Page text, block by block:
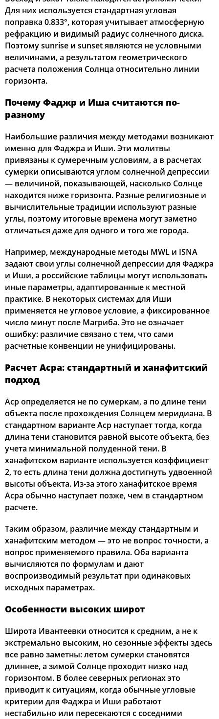
Для них используется стандартная угловая
поправка 0.833°, которая учитывает атмосферную
рефракцию и видимый радиус солнечного диска.
Поэтому sunrise и sunset являются не условными
величинами, а результатом геометрического
расчета положения Солнца относительно линии
горизонта.
Почему Фаджр и Иша считаются по-
разному
Наибольшие различия между методами возникают
именно для Фаджра и Иши. Эти молитвы
привязаны к сумеречным условиям, а в расчетах
сумерки описываются углом солнечной депрессии
— величиной, показывающей, насколько Солнце
находится ниже горизонта. Разные религиозные и
вычислительные традиции используют разные
углы, поэтому итоговые времена могут заметно
отличаться даже для одного и того же города.
Например, международные методы MWL и ISNA
задают свои углы солнечной депрессии для Фаджра
и Иши, а российские таблицы могут использовать
иные параметры, адаптированные к местной
практике. В некоторых системах для Иши
применяется не угловое условие, а фиксированное
число минут после Магриба. Это не означает
ошибку: различие связано с тем, что сами
расчетные конвенции не унифицированы.
Расчет Асра: стандартный и ханафитский
подход
Аср определяется не по сумеркам, а по длине тени
объекта после прохождения Солнцем меридиана. В
стандартном варианте Аср наступает тогда, когда
длина тени становится равной высоте объекта, без
учета минимальной полуденной тени. В
ханафитском варианте используется коэффициент
2, то есть длина тени должна достигнуть удвоенной
высоты объекта. Из-за этого ханафитское время
Асра обычно наступает позже, чем в стандартном
расчете.
Таким образом, различие между стандартным и
ханафитским методом — это не вопрос точности, а
вопрос применяемого правила. Оба варианта
вычисляются по формулам и дают
воспроизводимый результат при одинаковых
исходных параметрах.
Особенности высоких широт
Широта Ивантеевки относится к средним, а не к
экстремально высоким, но сезонные эффекты здесь
все равно заметны: летом сумерки становятся
длиннее, а зимой Солнце проходит низко над
горизонтом. В более северных регионах это
приводит к ситуациям, когда обычные угловые
критерии для Фаджра и Иши работают
нестабильно или пересекаются с соседними